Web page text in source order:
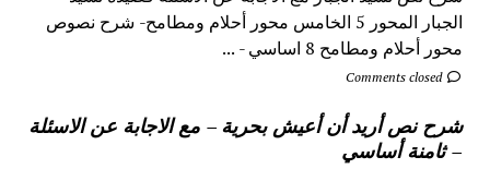
الجبار المحور 5 الخامس محور أحلام ومطامح- شرح نصوص
محور أحلام ومطامح 8 اساسي - ...
Comments closed
شرح نص أريد أن أعيش بحرية – مع الاجابة عن الاسئلة
– ثامنة أساسي